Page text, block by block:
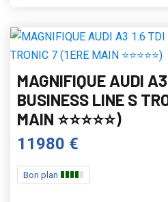
MAGNIFIQUE AUDI
BUSINESS LINE S
MAIN ⭐️⭐️⭐️⭐️⭐️)
11980 €
Bon plan